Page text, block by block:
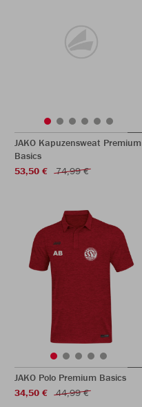
JAKO Kapuzensweat Premium
Basics
53,50 €
74,99 €
JAKO Polo Premium Basics
34,50 €
44,99 €